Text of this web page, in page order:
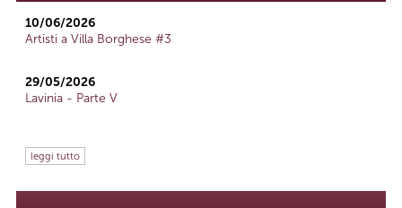
10/06/2026
Artisti a Villa Borghese #3
29/05/2026
Lavinia - Parte V
leggi tutto